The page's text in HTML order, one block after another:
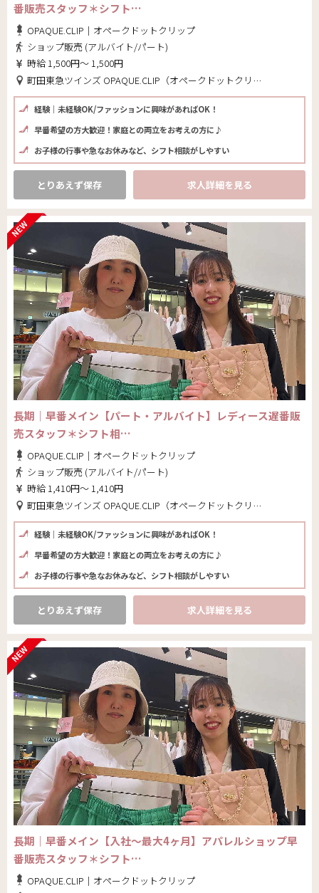
番販売スタッフ＊シフト…
OPAQUE.CLIP｜オペークドットクリップ
ショップ販売 (アルバイト/パート)
時給 1,500円～ 1,500円
町田東急ツインズ OPAQUE.CLIP（オペークドットクリップ）(東京都 町田市)
経験｜未経験OK/ファッションに興味があればOK！
早番希望の方大歓迎！家庭との両立をお考えの方に♪
お子様の行事や急なお休みなど、シフト相談がしやすい
とりあえず保存 求人詳細を見る
長期｜早番メイン【パート・アルバイト】レディース遅番販
売スタッフ＊シフト相…
OPAQUE.CLIP｜オペークドットクリップ
ショップ販売 (アルバイト/パート)
時給 1,410円～ 1,410円
町田東急ツインズ OPAQUE.CLIP（オペークドットクリップ）(東京都 町田市)
経験｜未経験OK/ファッションに興味があればOK！
早番希望の方大歓迎！家庭との両立をお考えの方に♪
お子様の行事や急なお休みなど、シフト相談がしやすい
とりあえず保存 求人詳細を見る
長期｜早番メイン【入社～最大4ヶ月】アパレルショップ早
番販売スタッフ＊シフト…
OPAQUE.CLIP｜オペークドットクリップ